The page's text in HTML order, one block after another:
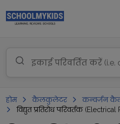
होम कैलकुलेटर
कन्वर्जन
विद्युत प्रतिरोध परिवर्तक